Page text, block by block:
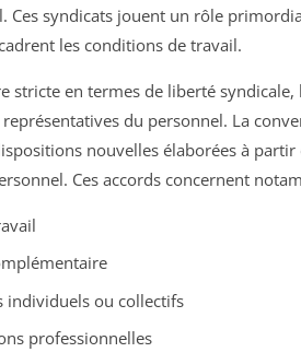
Ces syndicats jouent un rôle
les conditions de travail.
stricte en termes de liberté
représentatives du personnel. La
nouvelles élaborées à
Ces accords concernent
individuels ou collectifs
professionnelles